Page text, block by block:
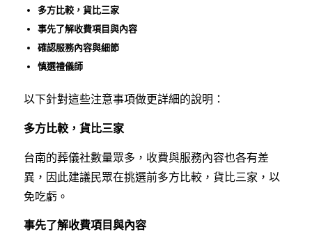
多方比較，貨比三家
事先了解收費項目與內容
確認服務內容與細節
慎選禮儀師
以下針對這些注意事項做更詳細的說明：
多方比較，貨比三家
台南的葬儀社數量眾多，收費與服務內容也各有差
異，因此建議民眾在挑選前多方比較，貨比三家，以
免吃虧。
事先了解收費項目與內容